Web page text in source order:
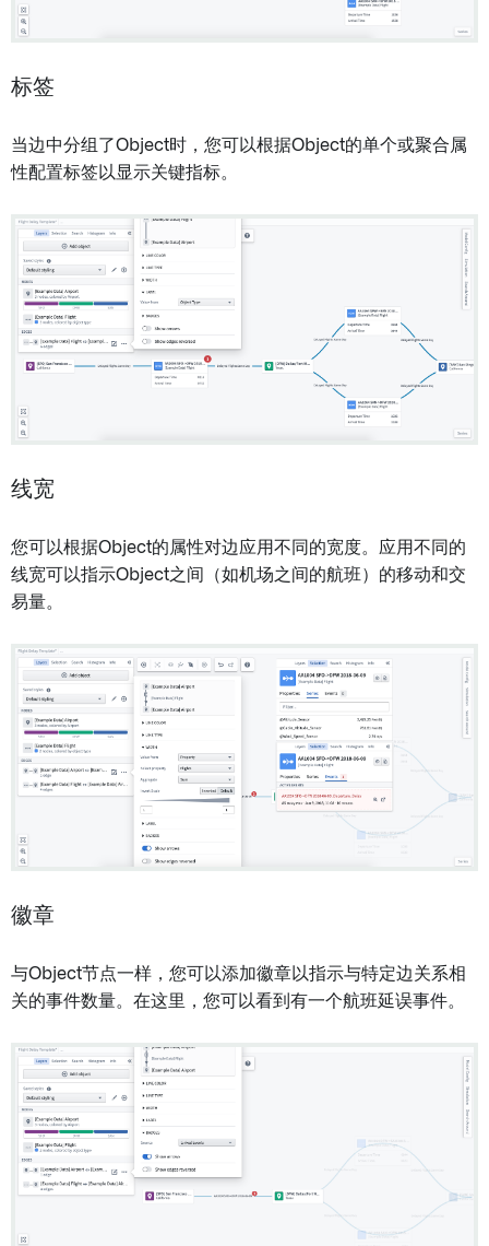
标签
当边中分组了Object时，您可以根据Object的单个或聚合属
性配置标签以显示关键指标。
线宽
您可以根据Object的属性对边应用不同的宽度。应用不同的
线宽可以指示Object之间（如机场之间的航班）的移动和交
易量。
徽章
与Object节点一样，您可以添加徽章以指示与特定边关系相
关的事件数量。在这里，您可以看到有一个航班延误事件。